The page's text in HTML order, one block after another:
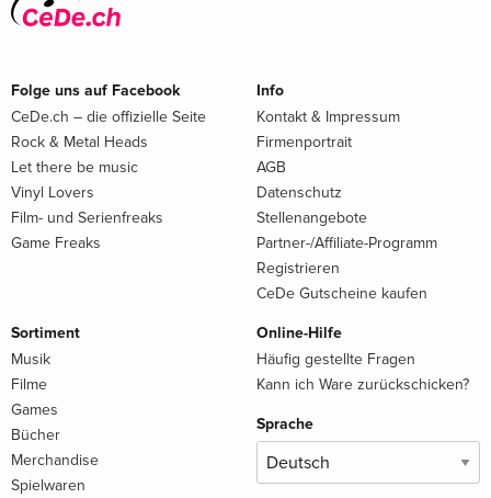
Folge uns auf Facebook
CeDe.ch – die offizielle Seite
Rock & Metal Heads
Let there be music
Vinyl Lovers
Film- und Serienfreaks
Game Freaks
Info
Kontakt & Impressum
Firmenportrait
AGB
Datenschutz
Stellenangebote
Partner-/Affiliate-Programm
Registrieren
CeDe Gutscheine kaufen
Sortiment
Musik
Filme
Games
Bücher
Merchandise
Spielwaren
Online-Hilfe
Häufig gestellte Fragen
Kann ich Ware zurückschicken?
Sprache